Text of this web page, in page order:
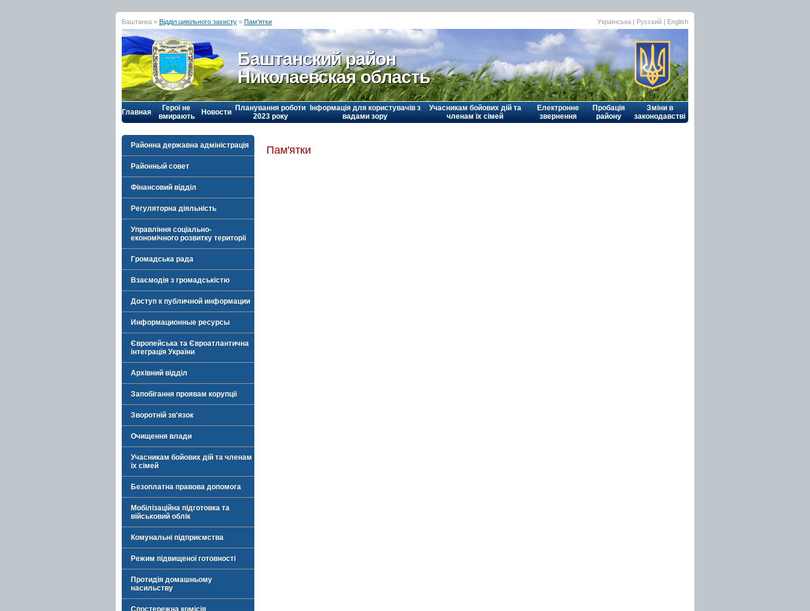
Баштанка » Відділ цивільного захисту » Пам'ятки Українська | Русский | English
Баштанский район
Николаевская область
Главная
Герої не
вмирають
Новости Планування роботи
2023 року
Інформація для користувачів з
вадами зору
Учасникам бойових дій та
членам їх сімей
Електронне
звернення
Пробація
району
Зміни в
законодавстві
Районна державна адміністрація
Районный совет
Фінансовий відділ
Регуляторна діяльність
Управління соціально-
економічного розвитку території
Громадська рада
Взаємодія з громадськістю
Доступ к публичной информации
Информационные ресурсы
Європейська та Євроатлантична
інтеграція України
Архівний відділ
Запобігання проявам корупції
Зворотній зв'язок
Очищення влади
Учасникам бойових дій та членам
їх сімей
Безоплатна правова допомога
Мобілізаційна підготовка та
військовий облік
Комунальні підприємства
Режим підвищеної готовності
Протидія домашньому
насильству
Спостережна комісія
Пам'ятки